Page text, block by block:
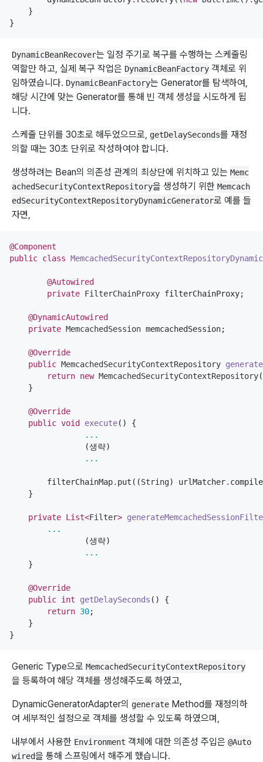
    }
}
DynamicBeanRecover는 일정 주기로 복구를 수행하는 스케줄링
역할만 하고, 실제 복구 작업은 DynamicBeanFactory 객체로 위
임하였습니다. DynamicBeanFactory는 Generator를 탐색하여,
해당 시간에 맞는 Generator를 통해 빈 객체 생성을 시도하게 됩
니다.
스케줄 단위를 30초로 해두었으므로, getDelaySeconds를 재정
의할 때는 30초 단위로 작성하여야 합니다.
생성하려는 Bean의 의존성 관계의 최상단에 위치하고 있는 Memc
achedSecurityContextRepository을 생성하기 위한 Memcach
edSecurityContextRepositoryDynamicGenerator로 예를 들
자면,
@Component
public class
@Autowired
private FilterChainProxy filterChainProxy;
@DynamicAutowired
private MemcachedSession memcachedSession;
@Override
public MemcachedSecurityContextRepository generate
return new MemcachedSecurityContextRepository
    }
@Override
public void execute() {
...
                (생략)
...
        filterChainMap
. put((String) urlMatcher.
    }
private List<Filter>
...
                (생략)
...
    }
@Override
public int getDelaySeconds () {
return 30;
    }
}
Generic Type으로 MemcachedSecurityContextRepository
을 등록하여 해당 객체를 생성해주도록 하였고,
DynamicGeneratorAdapter의 generate Method를 재정의하
여 세부적인 설정으로 객체를 생성할 수 있도록 하였으며,
내부에서 사용한 Environment 객체에 대한 의존성 주입은 @Auto
wired을 통해 스프링에서 해주게 했습니다.